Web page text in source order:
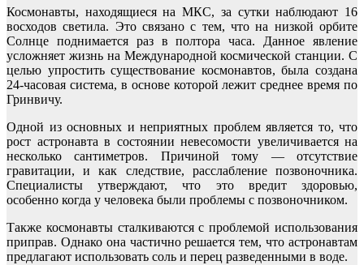
Космонавты, находящиеся на МКС, за сутки наблюдают 16
восходов светила. Это связано с тем, что на низкой орбите
Солнце поднимается раз в полтора часа. Данное явление
усложняет жизнь на Международной космической станции. С
целью упростить существование космонавтов, была создана
24-часовая система, в основе которой лежит среднее время по
Гринвичу.
Одной из основных и неприятных проблем является то, что
рост астронавта в состоянии невесомости увеличивается на
несколько сантиметров. Причиной тому — отсутствие
гравитации, и как следствие, расслабление позвоночника.
Специалисты утверждают, что это вредит здоровью,
особенно когда у человека были проблемы с позвоночником.
Также космонавты сталкиваются с проблемой использования
приправ. Однако она частично решается тем, что астронавтам
предлагают использовать соль и перец разведенными в воде.